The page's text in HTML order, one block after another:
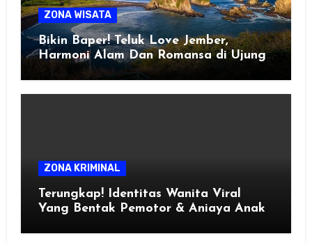
ZONA WISATA
Bikin Baper! Teluk Love Jember,
Harmoni Alam Dan Romansa di Ujung
Selatan Jawa
ZONA KRIMINAL
Terungkap! Identitas Wanita Viral
Yang Bentak Pemotor & Aniaya Anak